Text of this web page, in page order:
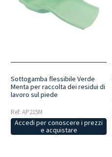
Sottogamba flessibile Verde
Menta per raccolta dei residui di
lavoro sul piede
Ref: AP215M
Accedi per conoscere i prezzi
e acquistare